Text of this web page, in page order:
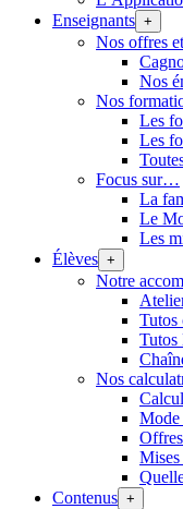
Enseignants +
Nos offres
Nos
Nos
Les
Les
Focus sur…
La
Le
Les
Élèves +
Notre
Tutos
Tutos
Nos
Mode
Contenus +